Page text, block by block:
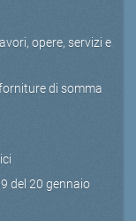
opere, servizi e
di somma
del 20 gennaio